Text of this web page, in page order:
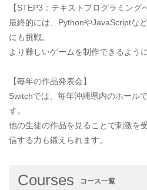
【STEP3：テキストプログラミング
最終的には、PythonやJavaScriptな
にも挑戦。
より難しいゲームを制作できるよう
【毎年の作品発表会】
Switchでは、毎年沖縄県内のホール
す。
他の生徒の作品を見ることで刺激を
信する力も鍛えられます。
Courses コース一覧